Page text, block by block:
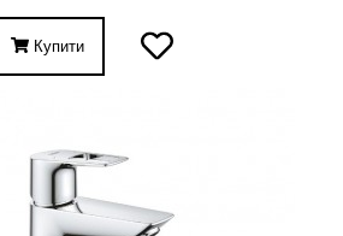
Купити